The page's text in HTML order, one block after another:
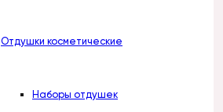
Отдушки косметические
Наборы отдушек